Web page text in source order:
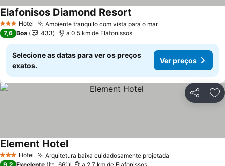
3 EstrelasHotel Ambiente tranquilo com vista para o marVer preços
Elafonisos Diamond Resort
7,6 Boa 433 a 0.5 km de Elafonissos
Selecione as datas para ver os preços
exatos.
Ver preços
Partilhar
3 EstrelasHotel Arquitetura baixa cuidadosamente projetada
Element HotelVer preços